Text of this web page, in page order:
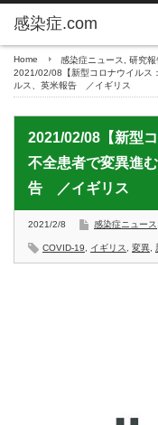
Home 感染症ニュース
研究報
2021/02/08【新型コロナウイルス
ルス、英米報告 ／イギリス
2021/02/08【新型
不全患者で変異進
告 ／イギリス
2021/2/8 感染症ニュース
COVID-19 イギリス 変異